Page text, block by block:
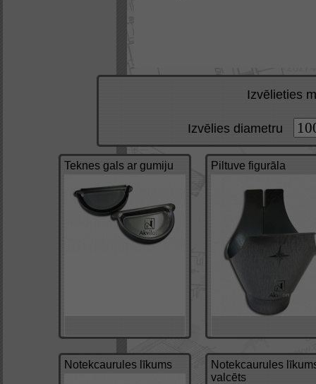
Izvēlieties
Izvēlies diametru
Teknes gals ar gumiju Piltuve figurāla
Notekcaurules līkums
Notekcaurules
valcēts